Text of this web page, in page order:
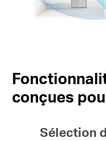
conçues
Sélection